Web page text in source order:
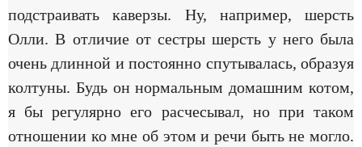
подстраивать каверзы. Ну, например, шерсть
Олли. В отличие от сестры шерсть у него была
очень длинной и постоянно спутывалась, образуя
колтуны. Будь он нормальным домашним котом,
я бы регулярно его расчесывал, но при таком
отношении ко мне об этом и речи быть не могло.